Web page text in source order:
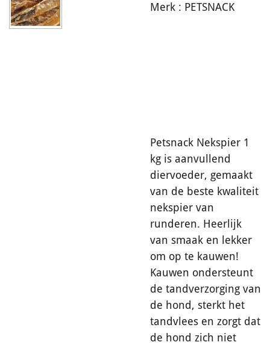
Merk : PETSNACK
Petsnack Nekspier 1
kg is aanvullend
diervoeder, gemaakt
van de beste kwaliteit
nekspier van
runderen. Heerlijk
van smaak en lekker
om op te kauwen!
Kauwen ondersteunt
de tandverzorging van
de hond, sterkt het
tandvlees en zorgt dat
de hond zich niet